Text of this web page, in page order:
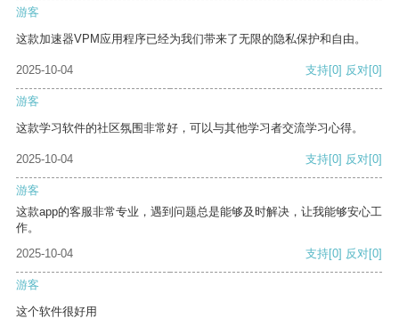
游客
这款加速器VPM应用程序已经为我们带来了无限的隐私保护和自由。
2025-10-04 支持[0] 反对[0]
游客
这款学习软件的社区氛围非常好，可以与其他学习者交流学习心得。
2025-10-04 支持[0] 反对[0]
游客
这款app的客服非常专业，遇到问题总是能够及时解决，让我能够安心工
作。
2025-10-04
支持[0] 反对[0]
游客
这个软件很好用